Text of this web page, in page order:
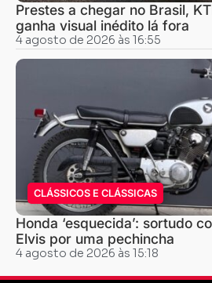
Prestes a chegar no Brasil,
ganha visual inédito lá fora
4 agosto de 2026 às 16:55
CLÁSSICOS E CLÁSSICAS
Honda ‘esquecida’: sortudo
Elvis por uma pechincha
4 agosto de 2026 às 15:18